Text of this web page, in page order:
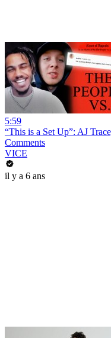
5:59
“This is a Set Up”: AJ
Comments
VICE
il y a 6 ans